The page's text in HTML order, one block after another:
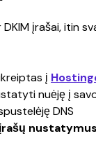
įrašai, itin
į
nuėję į
DNS